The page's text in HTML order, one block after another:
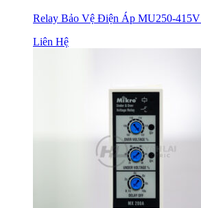
Relay Bảo Vệ Điện Áp MU250-
Liên Hệ